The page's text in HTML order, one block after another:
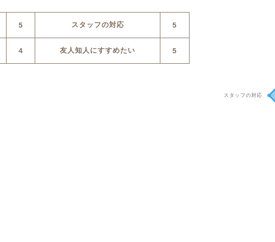
5 スタッフの対応 5
4 友人知人にすすめたい 5